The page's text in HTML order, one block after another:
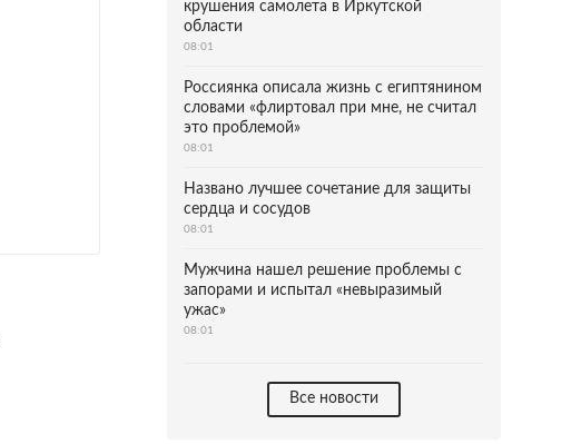
крушения самолета в Иркутской
области
08:01
Россиянка описала жизнь с египтянином
словами «флиртовал при мне, не считал
это проблемой»
08:01
Названо лучшее сочетание для защиты
сердца и сосудов
08:01
Мужчина нашел решение проблемы с
запорами и испытал «невыразимый
ужас»
08:01
Все новости